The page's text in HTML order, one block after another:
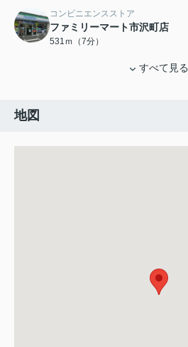
コンビニエンスストア
ファミリーマート市沢町店
531ｍ（7分）
すべて見る
地図